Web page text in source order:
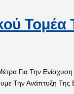
Για Την
Την Ανάπτυξη